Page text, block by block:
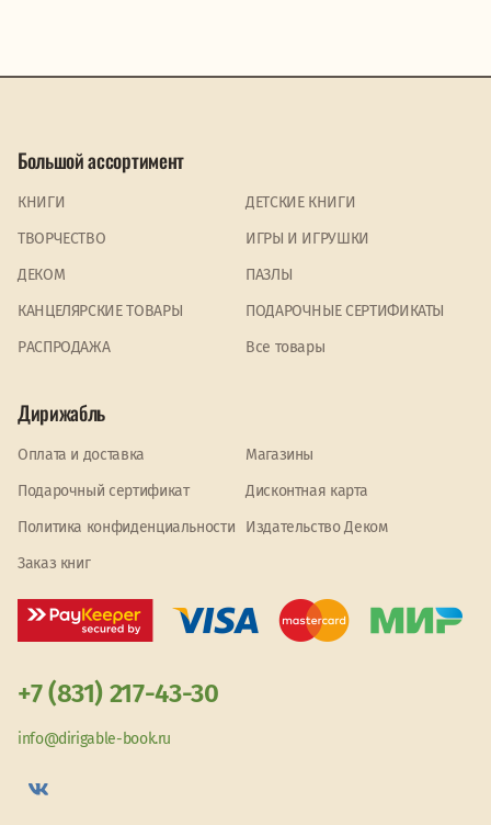
Большой ассортимент
КНИГИ
ДЕТСКИЕ КНИГИ
ТВОРЧЕСТВО
ИГРЫ И ИГРУШКИ
ДЕКОМ
ПАЗЛЫ
КАНЦЕЛЯРСКИЕ ТОВАРЫ
ПОДАРОЧНЫЕ СЕРТИФИКАТЫ
PАСПРОДАЖА
Все товары
Дирижабль
Оплата и доставка
Магазины
Подарочный сертификат
Дисконтная карта
Политика конфиденциальности
Издательство Деком
Заказ книг
+7 (831) 217-43-30
info@dirigable-book.ru